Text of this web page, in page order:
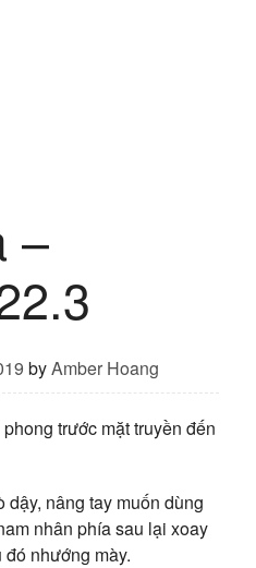
–
byAmber Hoang
trước mặt truyền đến
nâng tay muốn dùng
nhân phía sau lại xoay
nhướng mày.